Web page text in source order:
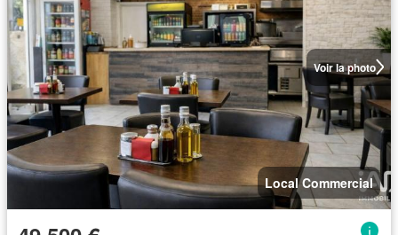
Voir la photo
Local Commercial